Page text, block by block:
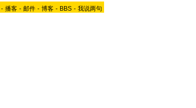
- 播客 - 邮件 - 博客 - BBS - 我说两句